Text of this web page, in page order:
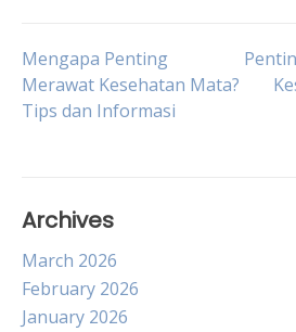
Post
navigation
Mengapa Penting
Merawat Kesehatan Mata?
Tips dan Informasi
Archives
March 2026
February 2026
January 2026